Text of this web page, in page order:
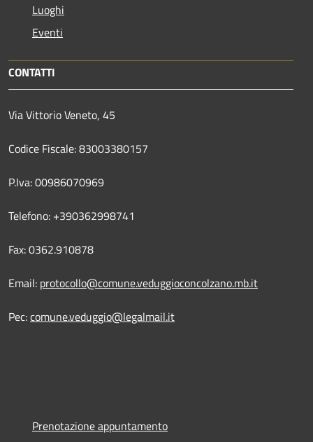
Luoghi
Eventi
CONTATTI
Via Vittorio Veneto, 45
Codice Fiscale: 83003380157
P.Iva: 00986070969
Telefono: +390362998741
Fax: 0362.910878
Email: protocollo@comune.veduggioconcolzano.mb.it
Pec:comune.veduggio@legalmail.it
Prenotazione appuntamento